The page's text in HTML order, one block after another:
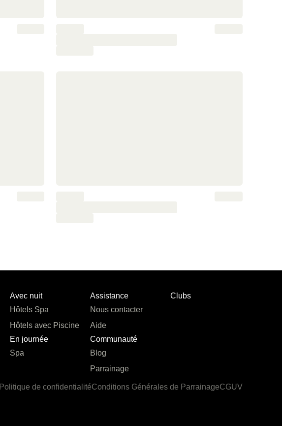
Avec nuit
Hôtels Spa
Hôtels avec Piscine
En journée
Spa
Assistance
Nous contacter
Aide
Communauté
Blog
Parrainage
Clubs
Politique de confidentialitéConditions Générales de ParrainageCGUV